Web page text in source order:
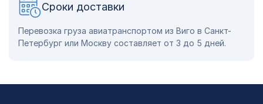
Сроки доставки
Перевозка груза авиатранспортом из Виго в Санкт-
Петербург или Москву составляет от 3 до 5 дней.